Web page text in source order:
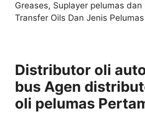
Greases, Suplayer pelumas dan
Transfer Oils Dan Jenis
Distributor oli
bus Agen
oli pelumas